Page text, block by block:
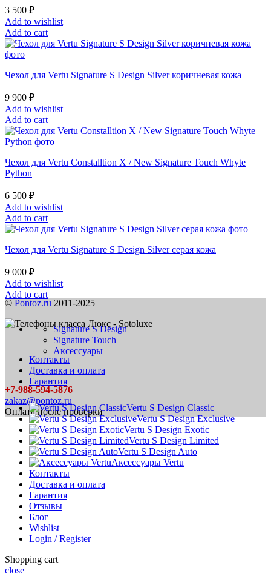
3 500 ₽
Add to wishlist
Add to cart
Чехол для Vertu Signature S Design Silver коричневая кожа
9 900 ₽
Add to wishlist
Add to cart
Чехол для Vertu Constalltion X / New Signature Touch Whyte
Python
6 500 ₽
Add to wishlist
Add to cart
Чехол для Vertu Signature S Design Silver серая кожа
9 000 ₽
Add to wishlist
Add to cart
© Pontoz.ru 2011-2025
Signature S Design
Signature Touch
Аксессуары
Контакты
Доставка и оплата
Гарантия
+7-988-594-5876
zakaz@pontoz.ru
Оплата после проверки
Vertu S Design Classic
Vertu S Design Exclusive
Vertu S Design Exotic
Vertu S Design Limited
Vertu S Design Auto
Аксессуары Vertu
Контакты
Доставка и оплата
Гарантия
Отзывы
Блог
Wishlist
Login / Register
Shopping cart
close